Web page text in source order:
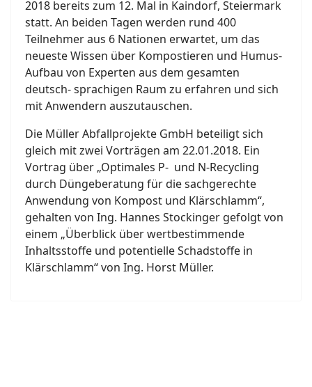
2018 bereits zum 12. Mal in Kaindorf, Steiermark
statt. An beiden Tagen werden rund 400
Teilnehmer aus 6 Nationen erwartet, um das
neueste Wissen über Kompostieren und Humus-
Aufbau von Experten aus dem gesamten
deutsch- sprachigen Raum zu erfahren und sich
mit Anwendern auszutauschen.
Die Müller Abfallprojekte GmbH beteiligt sich
gleich mit zwei Vorträgen am 22.01.2018. Ein
Vortrag über „Optimales P- und N-Recycling
durch Düngeberatung für die sachgerechte
Anwendung von Kompost und Klärschlamm“,
gehalten von Ing. Hannes Stockinger gefolgt von
einem „Überblick über wertbestimmende
Inhaltsstoffe und potentielle Schadstoffe in
Klärschlamm“ von Ing. Horst Müller.